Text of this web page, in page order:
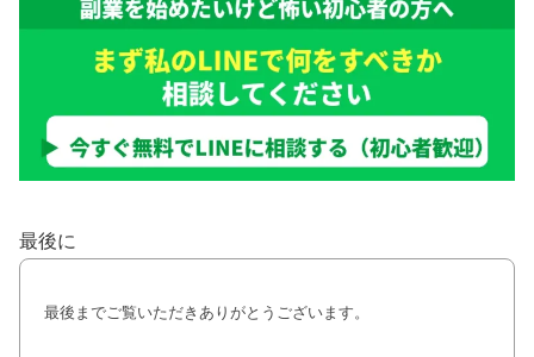
最後に
最後までご覧いただきありがとうございます。